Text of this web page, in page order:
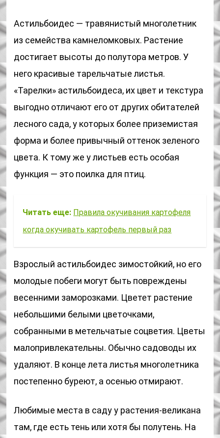
Астильбоидес — травянистый многолетник
из семейства камнеломковых. Растение
достигает высоты до полутора метров. У
него красивые тарельчатые листья.
«Тарелки» астильбоидеса, их цвет и текстура
выгодно отличают его от других обитателей
лесного сада, у которых более приземистая
форма и более привычный оттенок зеленого
цвета. К тому же у листьев есть особая
функция — это поилка для птиц.
Читать еще: Правила окучивания картофеля
когда окучивать картофель первый раз
Взрослый астильбоидес зимостойкий, но его
молодые побеги могут быть повреждены
весенними заморозками. Цветет растение
небольшими белыми цветочками,
собранными в метельчатые соцветия. Цветы
малопривлекательны. Обычно садоводы их
удаляют. В конце лета листья многолетника
постепенно буреют, а осенью отмирают.
Любимые места в саду у растения-великана
там, где есть тень или хотя бы полутень. На